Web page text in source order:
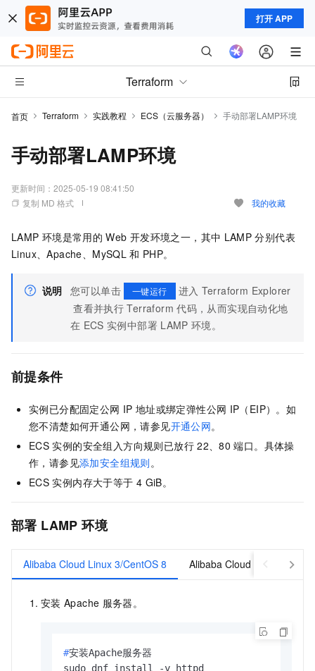
打开 APP
Terraform
首页 Terraform 实践教程 ECS（云服务器） 手动部署LAMP环境
手动部署LAMP环境
更新时间： 2025-05-19 08:41:50
复制 MD 格式
我的收藏
LAMP 环境是常用的 Web 开发环境之一，其中 LAMP 分别代表
Linux、Apache、MySQL 和 PHP。
说明 您可以单击 一键运行 进入 Terraform Explorer
查看并执行 Terraform 代码，从而实现自动化地
在 ECS 实例中部署 LAMP 环境。
前提条件
实例已分配固定公网 IP 地址或绑定弹性公网 IP（EIP）。如
您不清楚如何开通公网，请参见开通公网。
ECS 实例的安全组入方向规则已放行 22、80 端口。具体操
作，请参见添加安全组规则。
ECS 实例内存大于等于 4 GiB。
部署 LAMP 环境
Alibaba Cloud Linux 3/CentOS 8 Alibaba Cloud Linux 2/
安装 Apache 服务器。
#安装Apache服务器